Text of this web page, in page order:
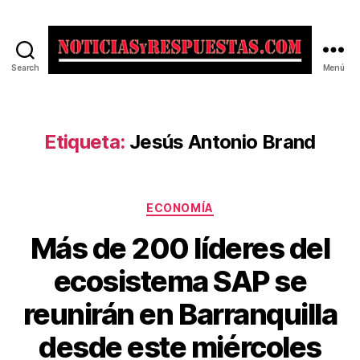
Search Menú
Etiqueta: Jesús Antonio Brand
Categorías
ECONOMÍA
Más de 200 líderes del
ecosistema SAP se
reunirán en Barranquilla
desde este miércoles